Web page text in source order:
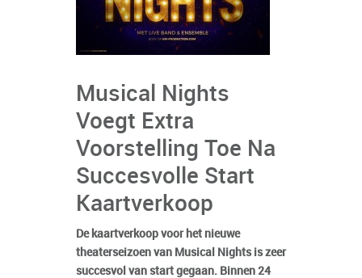
Musical Nights
Voegt Extra
Voorstelling Toe Na
Succesvolle Start
Kaartverkoop
De kaartverkoop voor het nieuwe
theaterseizoen van Musical Nights is zeer
succesvol van start gegaan. Binnen 24